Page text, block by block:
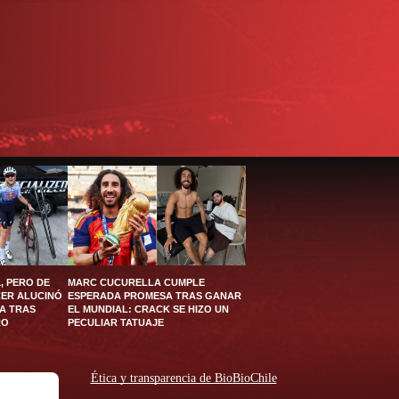
PERO DE
ALUCINÓ
TRAS
MARC CUCURELLA CUMPLE
ESPERADA PROMESA TRAS GANAR
EL MUNDIAL: CRACK SE HIZO UN
PECULIAR TATUAJE
Ética y transparencia de BioBioChile